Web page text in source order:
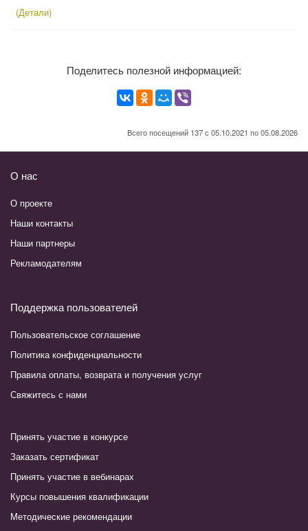
(Детали)
Поделитесь полезной информацией:
Всего посещений 137 с 05.10.2021 по 05.08.2026
О нас
О проекте
Наши контакты
Наши партнеры
Рекламодателям
Поддержка пользователей
Пользовательское соглашение
Политика конфиденциальности
Правила оплаты, возврата и получения услуг
Свяжитесь с нами
Принять участие в конкурсе
Заказать сертификат
Принять участие в вебинарах
Курсы повышения квалификации
Методические рекомендации